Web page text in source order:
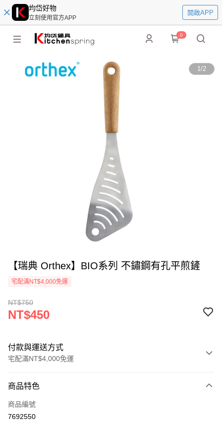
均岱好物
立刻使用官方APP
開啟APP
0
1/2
【瑞典 Orthex】BIO系列 不鏽鋼有孔平煎鏟
宅配滿NT$4,000免運
NT$750
NT$450
付款與運送方式
宅配滿NT$4,000免運
信用卡一次付款
信用卡分期付款
商品特色
商品編號
7692550